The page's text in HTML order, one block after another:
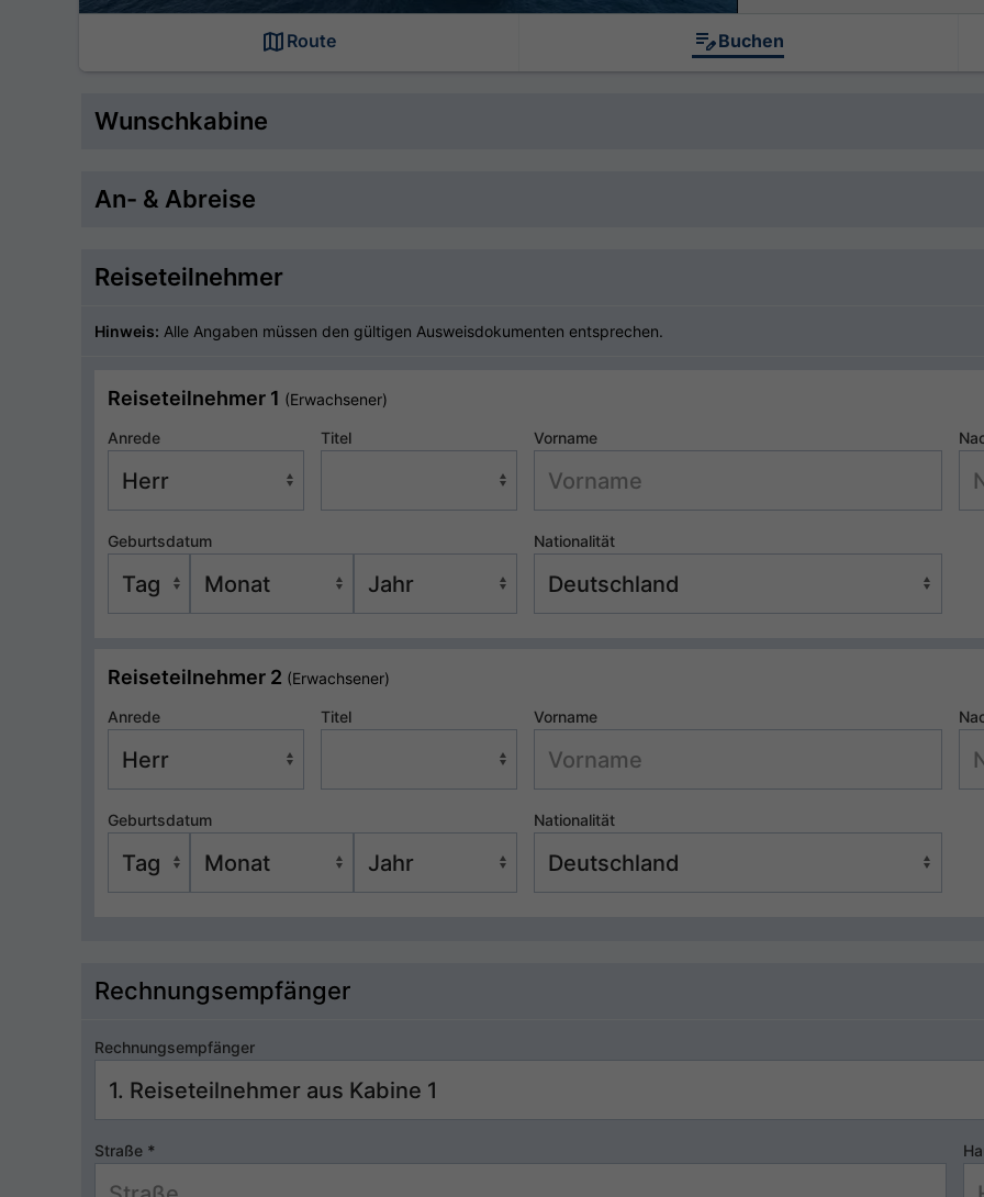
Route Buchen
Wunschkabine
An- & Abreise
Reiseteilnehmer
Hinweis: Alle Angaben müssen den gültigen Ausweisdokumenten entsprechen.
Reiseteilnehmer 1 (Erwachsener)
Anrede Titel Vorname
Geburtsdatum Nationalität
Reiseteilnehmer 2 (Erwachsener)
Anrede Titel Vorname
Geburtsdatum Nationalität
Rechnungsempfänger
Rechnungsempfänger
Straße *